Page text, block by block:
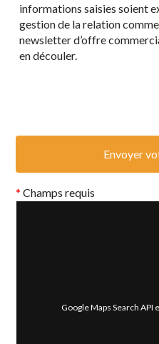
informations saisies soient
gestion de la relation
newsletter d’offre
en découler.
* Champs requis
Google Maps Search API